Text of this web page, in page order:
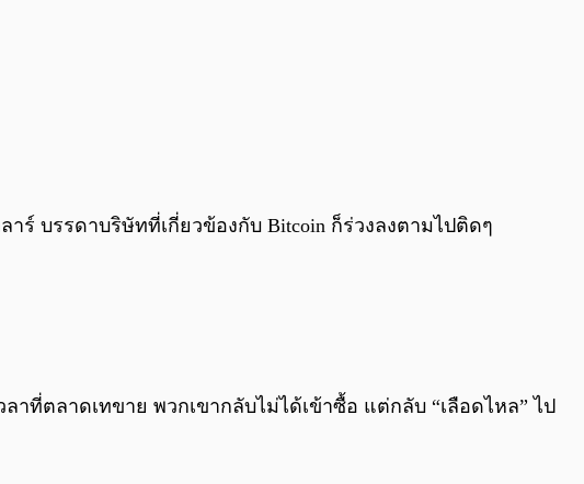
าร์ บรรดาบริษัทที่เกี่ยวข้องกับ Bitcoin ก็ร่วงลงตามไปติดๆ
ที่ตลาดเทขาย พวกเขากลับไม่ได้เข้าซื้อ แต่กลับ “เลือดไหล” ไป